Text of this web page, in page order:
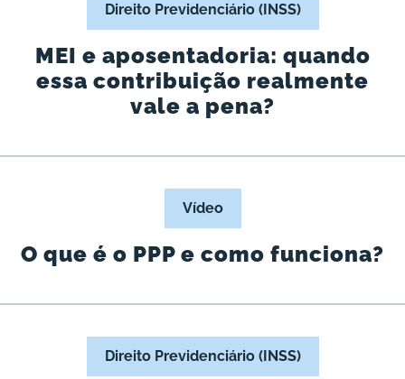
Direito Previdenciário (INSS)
MEI e aposentadoria: quando
essa contribuição realmente
vale a pena?
Vídeo
O que é o PPP e como funciona?
Direito Previdenciário (INSS)